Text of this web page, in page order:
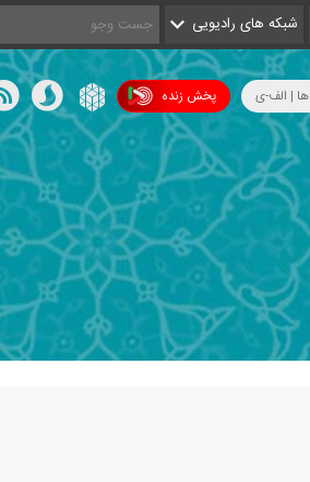
شبکه های رادیویی
پخش زنده ها | الف-ی